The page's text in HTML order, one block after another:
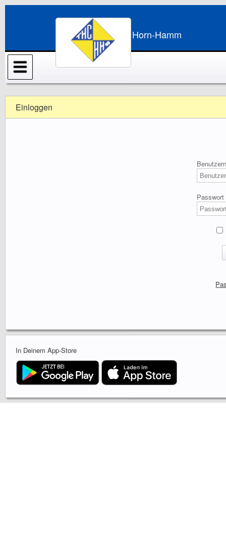
THC Horn-Hamm
Einloggen
Passwort
In Deinem App-Store